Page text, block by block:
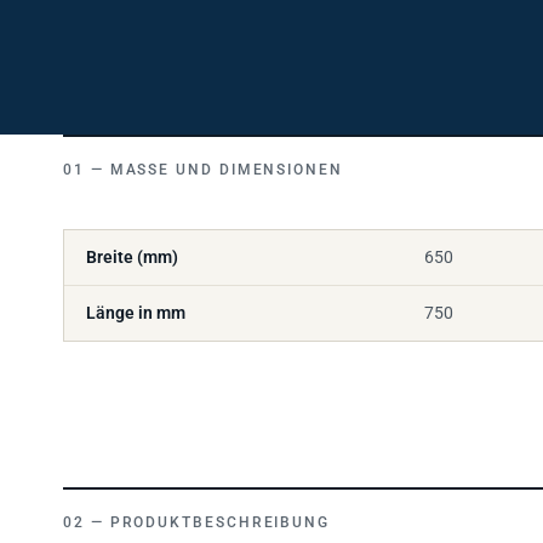
MASSE UND DIMENSIONEN
Breite (mm) 650
Länge in mm 750
PRODUKTBESCHREIBUNG